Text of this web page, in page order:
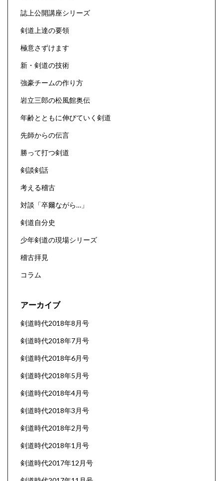
誌上公開講座シリーズ
剣道上達の要領
極意さずけます
新・剣道の技術
強豪チームの作り方
岩立三郎の松風館奥伝
年齢とともに伸びていく剣道
先師からの伝言
勝って打つ剣道
剣談剣話
考える稽古
対談「卒爾ながら…」
剣道自分史
少年剣道の現場シリーズ
稽古拝見
コラム
アーカイブ
剣道時代2018年8月号
剣道時代2018年7月号
剣道時代2018年6月号
剣道時代2018年5月号
剣道時代2018年4月号
剣道時代2018年3月号
剣道時代2018年2月号
剣道時代2018年1月号
剣道時代2017年12月号